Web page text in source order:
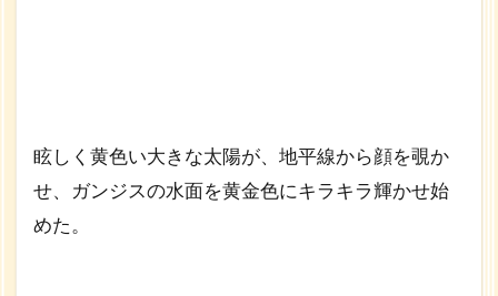
眩しく黄色い大きな太陽が、地平線から顔を覗か
せ、ガンジスの水面を黄金色にキラキラ輝かせ始
めた。